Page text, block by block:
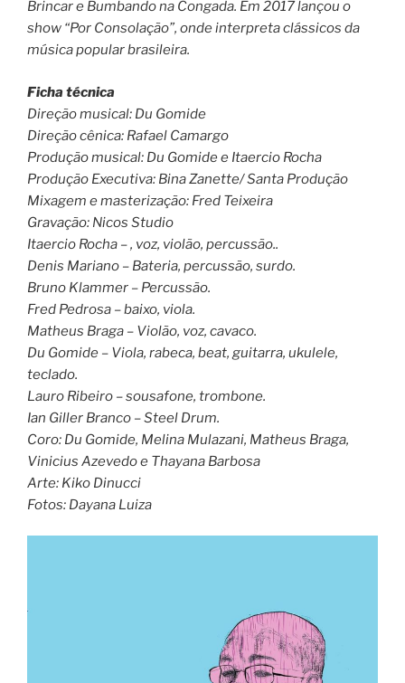
Brincar e Bumbando na Congada. Em 2017 lançou o
show “Por Consolação”, onde interpreta clássicos da
música popular brasileira.
Ficha técnica
Direção musical: Du Gomide
Direção cênica: Rafael Camargo
Produção musical: Du Gomide e Itaercio Rocha
Produção Executiva: Bina Zanette/ Santa Produção
Mixagem e masterização: Fred Teixeira
Gravação: Nicos Studio
Itaercio Rocha – , voz, violão, percussão..
Denis Mariano – Bateria, percussão, surdo.
Bruno Klammer – Percussão.
Fred Pedrosa – baixo, viola.
Matheus Braga – Violão, voz, cavaco.
Du Gomide – Viola, rabeca, beat, guitarra, ukulele,
teclado.
Lauro Ribeiro – sousafone, trombone.
Ian Giller Branco – Steel Drum.
Coro: Du Gomide, Melina Mulazani, Matheus Braga,
Vinicius Azevedo e Thayana Barbosa
Arte: Kiko Dinucci
Fotos: Dayana Luiza